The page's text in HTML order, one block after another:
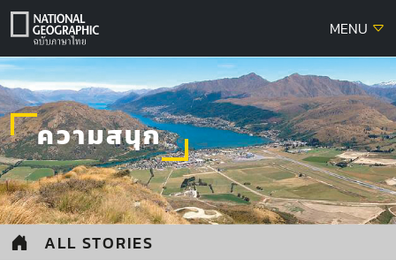
Skip
MENU
ความสนุก
ALL STORIES